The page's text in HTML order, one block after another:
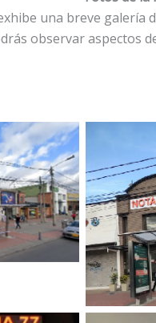
una breve galería
observar aspectos